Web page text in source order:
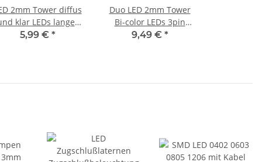
2mm Tower diffus
klar LEDs langer
7 Farben, Menge
5,99 € *
Duo LED 2mm Tower
Bi-color LEDs 3pin
digital Lichtwechsel
9,49 € *